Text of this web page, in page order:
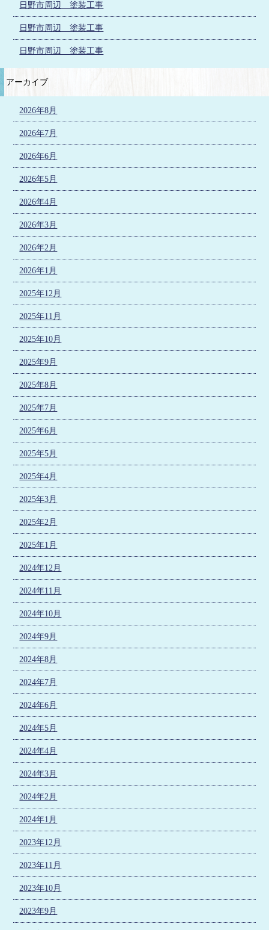
日野市周辺 塗装工事
日野市周辺 塗装工事
日野市周辺 塗装工事
アーカイブ
2026年8月
2026年7月
2026年6月
2026年5月
2026年4月
2026年3月
2026年2月
2026年1月
2025年12月
2025年11月
2025年10月
2025年9月
2025年8月
2025年7月
2025年6月
2025年5月
2025年4月
2025年3月
2025年2月
2025年1月
2024年12月
2024年11月
2024年10月
2024年9月
2024年8月
2024年7月
2024年6月
2024年5月
2024年4月
2024年3月
2024年2月
2024年1月
2023年12月
2023年11月
2023年10月
2023年9月